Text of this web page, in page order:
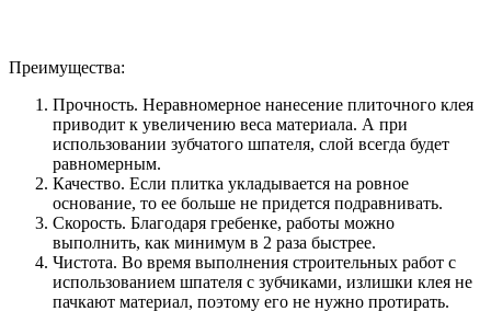
Преимущества:
Прочность. Неравномерное нанесение плиточного клея
приводит к увеличению веса материала. А при
использовании зубчатого шпателя, слой всегда будет
равномерным.
Качество. Если плитка укладывается на ровное
основание, то ее больше не придется подравнивать.
Скорость. Благодаря гребенке, работы можно
выполнить, как минимум в 2 раза быстрее.
Чистота. Во время выполнения строительных работ с
использованием шпателя с зубчиками, излишки клея не
пачкают материал, поэтому его не нужно протирать.